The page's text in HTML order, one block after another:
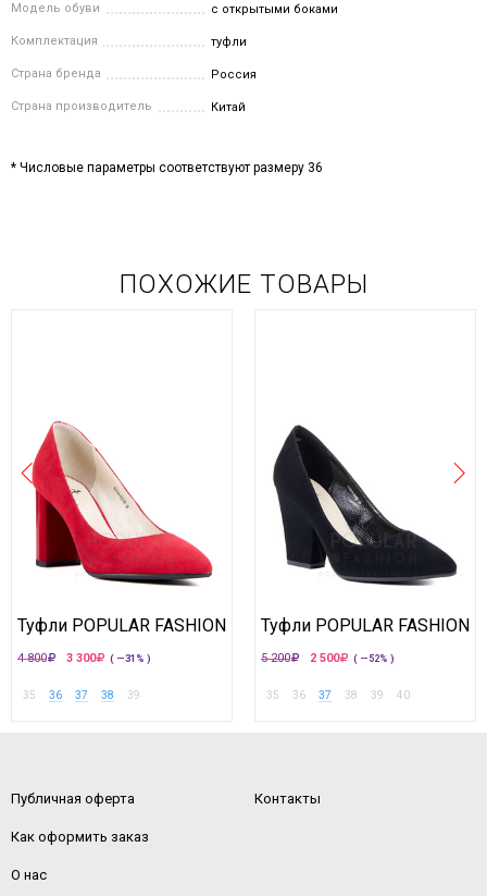
Модель обуви с открытыми боками
Комплектация туфли
Страна бренда Россия
Страна производитель Китай
* Числовые параметры соответствуют размеру 36
ПОХОЖИЕ ТОВАРЫ
Туфли POPULAR FASHION
4 800 3 300 ( —31% )
35 36 37 38 39
Туфли POPULAR FASHION
5 200 2 500 ( —52% )
35 36 37 38 39 40
Публичная оферта
Как оформить заказ
О нас
Контакты